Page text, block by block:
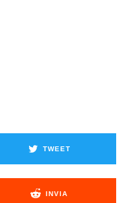
TWEET
INVIA